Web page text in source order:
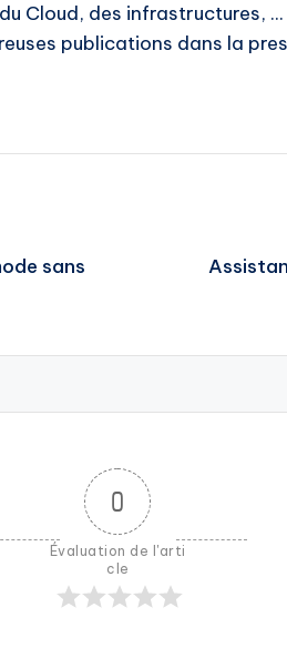
Cloud, des infrastructures,
publications dans la
sans
0
Évaluation de l'arti
cle